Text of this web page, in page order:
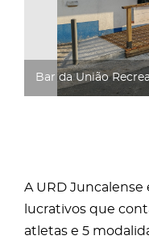
Bar da União
A URD Juncalense
lucrativos que
atletas e 5